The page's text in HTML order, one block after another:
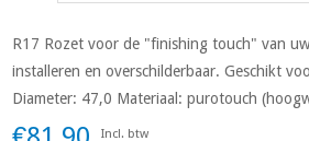
R17 Rozet voor de "finishing touch" van
installeren en overschilderbaar. Geschikt
Diameter: 47,0 Materiaal: purotouch
Incl. btw